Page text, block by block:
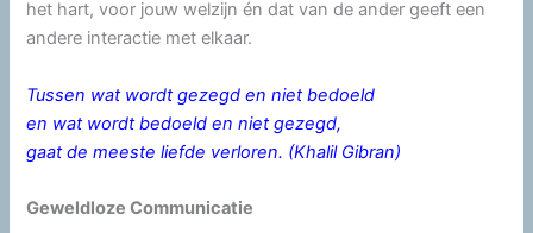
het hart, voor jouw welzijn én dat van de ander geeft een
andere interactie met elkaar.
Tussen wat wordt gezegd en niet bedoeld
en wat wordt bedoeld en niet gezegd,
gaat de meeste liefde verloren. (Khalil Gibran)
Geweldloze Communicatie